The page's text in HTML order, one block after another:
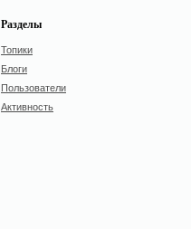
Разделы
Топики
Блоги
Пользователи
Активность